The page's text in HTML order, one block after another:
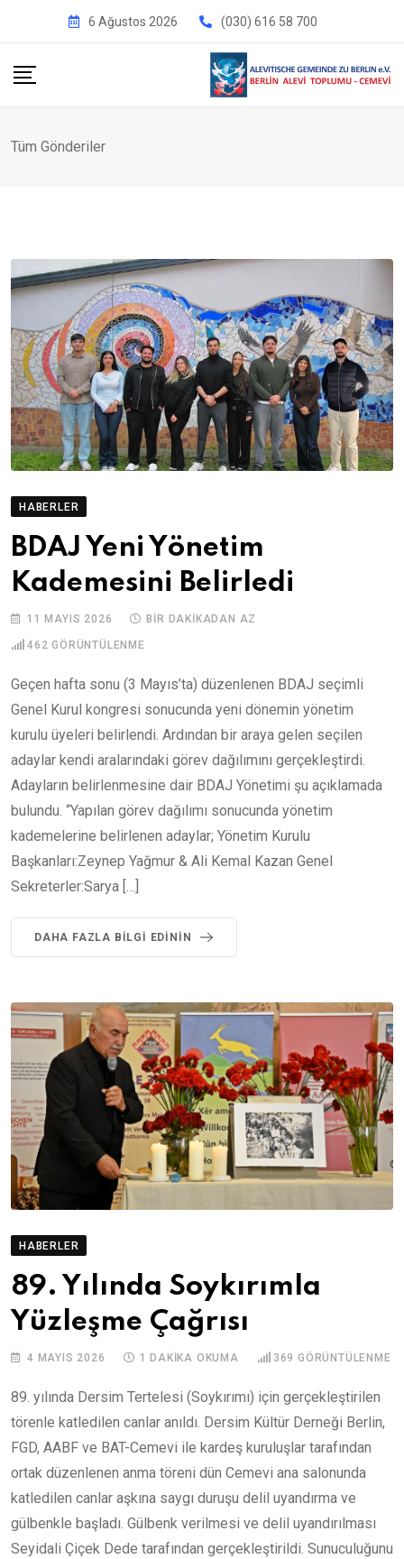
6 Ağustos 2026 (030) 616 58 700
Tüm Gönderiler
HABERLER
BDAJ Yeni Yönetim
Kademesini Belirledi
11 MAYIS 2026 BIR DAKIKADAN AZ
462 GÖRÜNTÜLENME
Geçen hafta sonu (3 Mayıs’ta) düzenlenen BDAJ seçimli
Genel Kurul kongresi sonucunda yeni dönemin yönetim
kurulu üyeleri belirlendi. Ardından bir araya gelen seçilen
adaylar kendi aralarındaki görev dağılımını gerçekleştirdi.
Adayların belirlenmesine dair BDAJ Yönetimi şu açıklamada
bulundu. “Yapılan görev dağılımı sonucunda yönetim
kademelerine belirlenen adaylar; Yönetim Kurulu
Başkanları:Zeynep Yağmur & Ali Kemal Kazan Genel
Sekreterler:Sarya […]
DAHA FAZLA BILGI EDININ
HABERLER
89. Yılında Soykırımla
Yüzleşme Çağrısı
4 MAYIS 2026 1 DAKIKA OKUMA 369 GÖRÜNTÜLENME
89. yılında Dersim Tertelesi (Soykırımı) için gerçekleştirilen
törenle katledilen canlar anıldı. Dersim Kültür Derneği Berlin,
FGD, AABF ve BAT-Cemevi ile kardeş kuruluşlar tarafından
ortak düzenlenen anma töreni dün Cemevi ana salonunda
katledilen canlar aşkına saygı duruşu delil uyandırma ve
gülbenkle başladı. Gülbenk verilmesi ve delil uyandırılması
Seyidali Çiçek Dede tarafından gerçekleştirildi. Sunuculuğunu